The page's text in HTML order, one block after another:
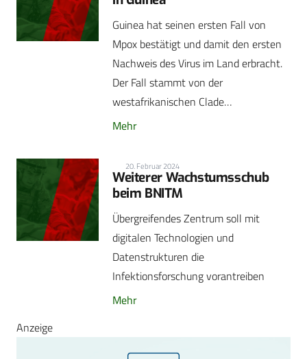
Guinea hat seinen ersten Fall von
Mpox bestätigt und damit den ersten
Nachweis des Virus im Land erbracht.
Der Fall stammt von der
westafrikanischen Clade…
Mehr
20. Februar 2024
Weiterer Wachstumsschub
beim BNITM
Übergreifendes Zentrum soll mit
digitalen Technologien und
Datenstrukturen die
Infektionsforschung vorantreiben
Mehr
Anzeige